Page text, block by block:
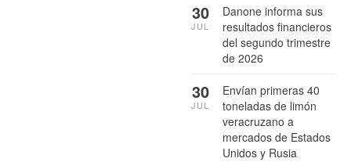
Danone informa sus
resultados financieros
del segundo trimestre
de 2026
30
JUL
Envían primeras 40
toneladas de limón
veracruzano a
mercados de Estados
Unidos y Rusia
30
JUL